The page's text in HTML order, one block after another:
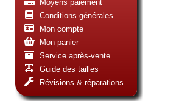
Moyens paiement
Conditions générales
Mon compte
Mon panier
Service après-vente
Guide des tailles
Révisions & réparations